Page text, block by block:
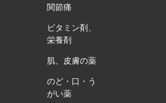
関節痛
ビタミン剤、
栄養剤
肌、皮膚の薬
のど・口・う
がい薬